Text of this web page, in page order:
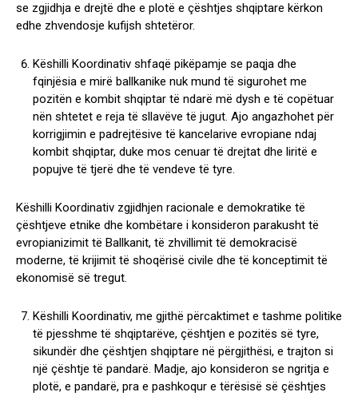
se zgjidhja e drejtë dhe e plotë e çështjes shqiptare kërkon
edhe zhvendosje kufijsh shtetëror.
Këshilli Koordinativ shfaqë pikëpamje se paqja dhe
fqinjësia e mirë ballkanike nuk mund të sigurohet me
pozitën e kombit shqiptar të ndarë më dysh e të copëtuar
nën shtetet e reja të sllavëve të jugut. Ajo angazhohet për
korrigjimin e padrejtësive të kancelarive evropiane ndaj
kombit shqiptar, duke mos cenuar të drejtat dhe liritë e
popujve të tjerë dhe të vendeve të tyre.
Këshilli Koordinativ zgjidhjen racionale e demokratike të
çështjeve etnike dhe kombëtare i konsideron parakusht të
evropianizimit të Ballkanit, të zhvillimit të demokracisë
moderne, të krijimit të shoqërisë civile dhe të konceptimit të
ekonomisë së tregut.
Këshilli Koordinativ, me gjithë përcaktimet e tashme politike
të pjesshme të shqiptarëve, çështjen e pozitës së tyre,
sikundër dhe çështjen shqiptare në përgjithësi, e trajton si
një çështje të pandarë. Madje, ajo konsideron se ngritja e
plotë, e pandarë, pra e pashkoqur e tërësisë së çështjes